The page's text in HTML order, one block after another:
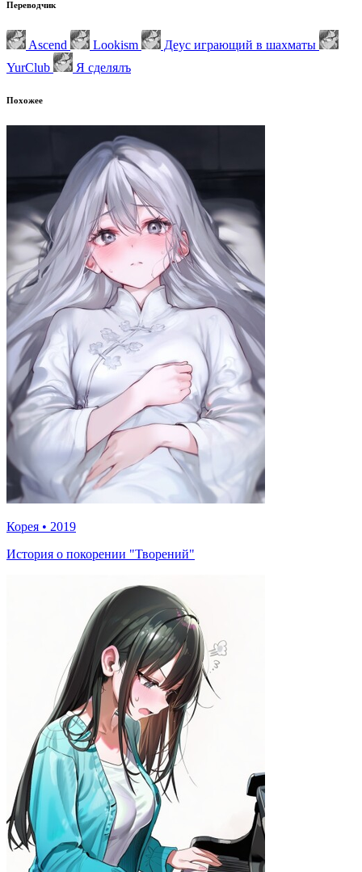
Переводчик
Ascend Lookism
Деус играющий в шахматы
YurClub
Я сделялъ
Похожее
Корея • 2019
История о покорении "Творений"